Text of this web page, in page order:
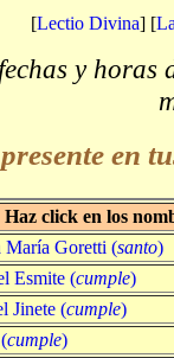
[Lectio Divina] [
y horas
en
Haz click en los
María Goretti (santo)
Esmite (cumple)
Jinete (cumple)
cumple)